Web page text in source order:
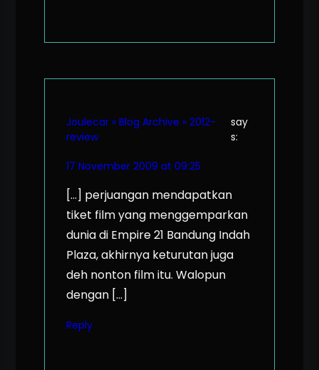
Joulecar » Blog Archive » 2012-
review
say
s:
17 November 2009 at 09:25
[…] perjuangan mendapatkan
tiket film yang menggemparkan
dunia di Empire 21 Bandung Indah
Plaza, akhirnya keturutan juga
deh nonton film itu. Walopun
dengan […]
Reply